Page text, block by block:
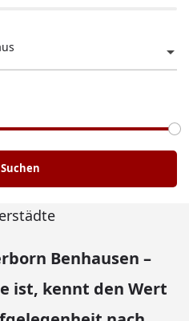
Suchen
Benhausen –
ist, kennt den Wert